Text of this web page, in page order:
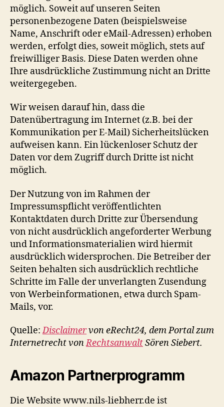
möglich. Soweit auf unseren Seiten
personenbezogene Daten (beispielsweise
Name, Anschrift oder eMail-Adressen) erhoben
werden, erfolgt dies, soweit möglich, stets auf
freiwilliger Basis. Diese Daten werden ohne
Ihre ausdrückliche Zustimmung nicht an Dritte
weitergegeben.
Wir weisen darauf hin, dass die
Datenübertragung im Internet (z.B. bei der
Kommunikation per E-Mail) Sicherheitslücken
aufweisen kann. Ein lückenloser Schutz der
Daten vor dem Zugriff durch Dritte ist nicht
möglich.
Der Nutzung von im Rahmen der
Impressumspflicht veröffentlichten
Kontaktdaten durch Dritte zur Übersendung
von nicht ausdrücklich angeforderter Werbung
und Informationsmaterialien wird hiermit
ausdrücklich widersprochen. Die Betreiber der
Seiten behalten sich ausdrücklich rechtliche
Schritte im Falle der unverlangten Zusendung
von Werbeinformationen, etwa durch Spam-
Mails, vor.
Quelle:Disclaimervon eRecht24, dem Portal zum
Internetrecht vonRechtsanwaltSören Siebert.
Amazon Partnerprogramm
Die Website www.nils-liebherr.de ist